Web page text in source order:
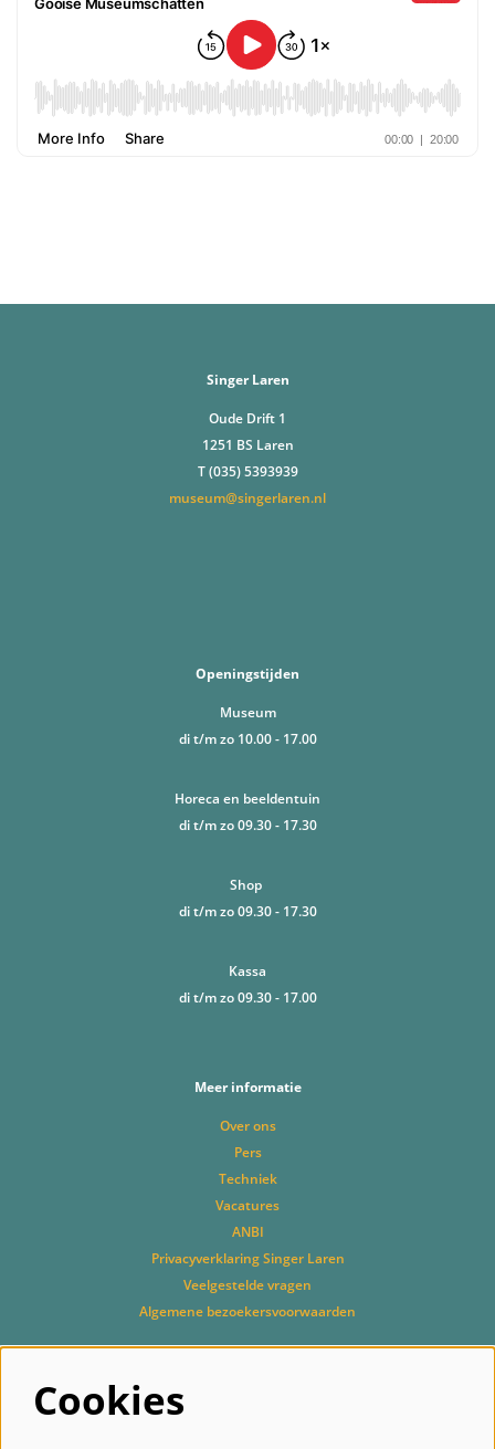
Singer Laren
Oude Drift 1
1251 BS Laren
T (035) 5393939
museum@singerlaren.nl
Openingstijden
Museum
di t/m zo 10.00 - 17.00
Horeca en beeldentuin
di t/m zo 09.30 - 17.30
Shop
di t/m zo 09.30 - 17.30
Kassa
di t/m zo 09.30 - 17.00
Meer informatie
Over ons
Pers
Techniek
Vacatures
ANBI
Privacyverklaring Singer Laren
Veelgestelde vragen
Algemene bezoekersvoorwaarden
Cookies